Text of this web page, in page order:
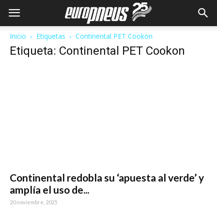
Inicio Etiquetas Continental PET Cookon
Etiqueta: Continental PET Cookon
Continental redobla su ‘apuesta al verde’ y
amplía el uso de...
20 noviembre, 2025